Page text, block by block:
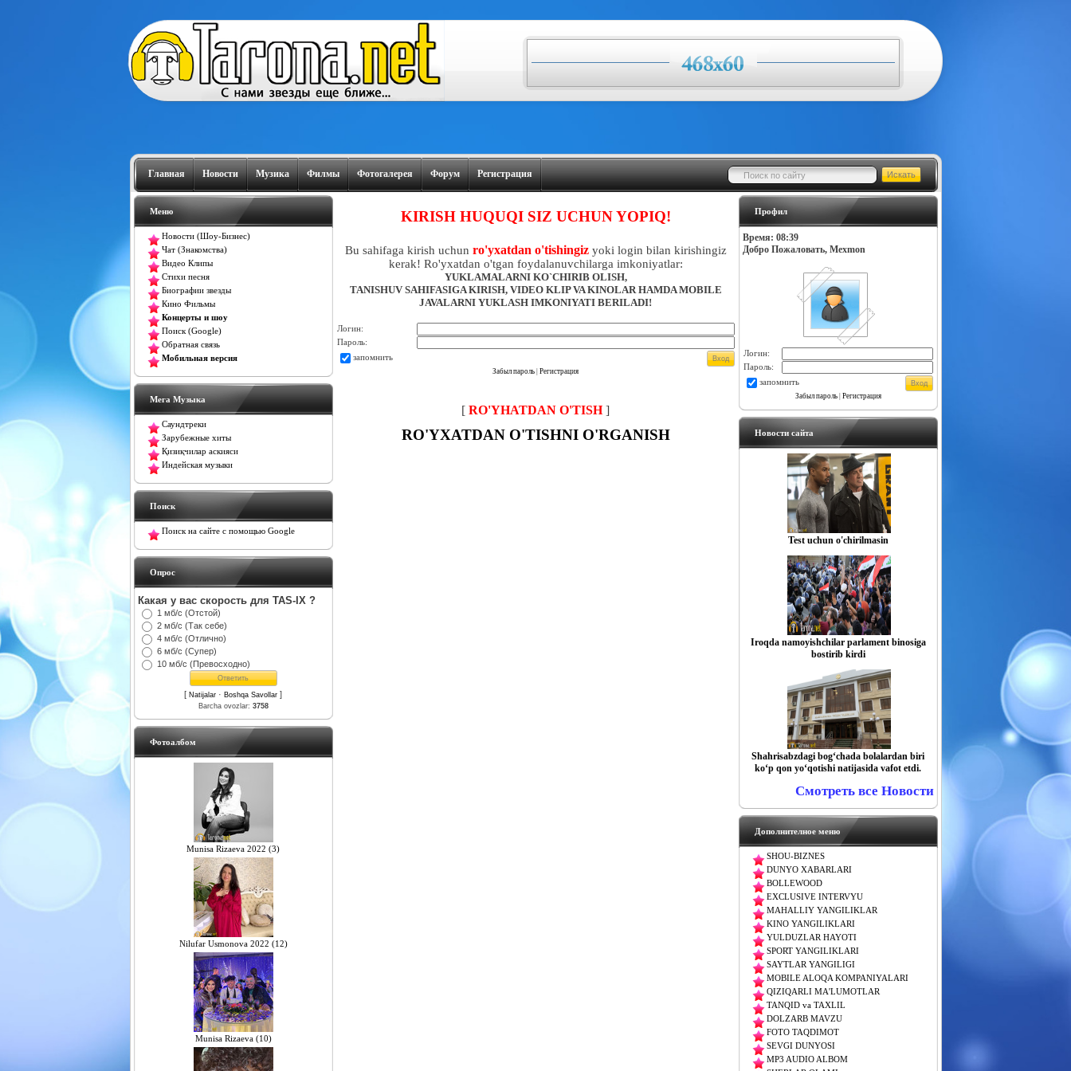
Главная Новости Музика Филмы Фотогалерея Форум Регистрация
Меню
Новости (Шоу-Бизнес)
Чат (Знакомства)
Видео Клипы
Стихи песня
Биографии звезды
Кино Фильмы
Концерты и шоу
Поиск (Google)
Обратная связь
Мобильная версия
Мега Музыка
Саундтреки
Зарубежные хиты
Қизиқчилар аскияси
Индейская музыки
Поиск
Поиск на сайте с помощью Google
Oпрос
Какая у вас скорость для TAS-IX ?
1 мб/с (Отстой)
2 мб/с (Так себе)
4 мб/с (Отлично)
6 мб/с (Супер)
10 мб/с (Превосходно)
[ Natijalar · Boshqa Savollar ]
Barcha ovozlar: 3758
Фотоалбом
Munisa Rizaeva 2022 (3)
Nilufar Usmonova 2022 (12)
Munisa Rizaeva (10)
KIRISH HUQUQI SIZ UCHUN YOPIQ!
Bu sahifaga kirish uchun ro'yxatdan o'tishingizyoki login bilan kirishingiz
kerak! Ro'yxatdan o'tgan foydalanuvchilarga imkoniyatlar:
YUKLAMALARNI KO`CHIRIB OLISH,
TANISHUV SAHIFASIGA KIRISH, VIDEO KLIP VA KINOLAR HAMDA MOBILE
JAVALARNI YUKLASH IMKONIYATI BERILADI!
Логин:
Пароль:
запомнить
Забыл пароль Регистрация
[ RO'YHATDAN O'TISH]
RO'YXATDAN O'TISHNI O'RGANISH
Профил
Время: 08:39
Добро Пожаловать, Mexmon
Логин:
Пароль:
запомнить
Забыл пароль| Регистрация
Новости сайта
Test uchun o'chirilmasin
​​​​​​​Iroqda namoyishchilar parlament binosiga
bostirib kirdi
Shahrisabzdagi bog‘chada bolalardan biri
ko‘p qon yo‘qotishi natijasida vafot etdi.
Смотреть все Новости
Дополнителное меню
SHOU-BIZNES
DUNYO XABARLARI
BOLLEWOOD
EXCLUSIVE INTERVYU
MAHALLIY YANGILIKLAR
KINO YANGILIKLARI
YULDUZLAR HAYOTI
SPORT YANGILIKLARI
SAYTLAR YANGILIGI
MOBILE ALOQA KOMPANIYALARI
QIZIQARLI MA'LUMOTLAR
TANQID va TAXLIL
DOLZARB MAVZU
FOTO TAQDIMOT
SEVGI DUNYOSI
MP3 AUDIO ALBOM